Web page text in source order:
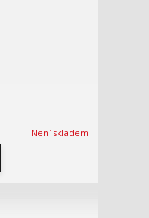
Není skladem